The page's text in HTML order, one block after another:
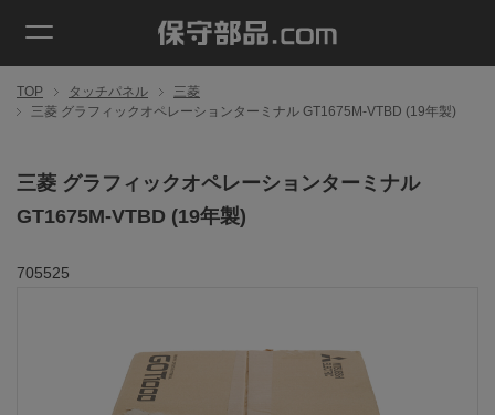
TOP タッチパネル
三菱
三菱 グラフィックオペレーションターミナル GT1675M-VTBD (19年製)
三菱 グラフィックオペレーションターミナル
GT1675M-VTBD (19年製)
705525